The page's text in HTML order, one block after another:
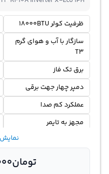
ظرفیت کولر 18000BTU
سازگار با آب و هوای گرم
T3
برق تک فاز
دمپر چهار جهت برقی
عملکرد کم صدا
مجهز به تایمر
تومان